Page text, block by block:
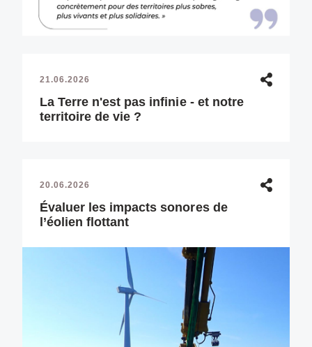
21.06.2026
La Terre n'est pas infinie - et notre
territoire de vie ?
20.06.2026
Évaluer les impacts sonores de
l’éolien flottant